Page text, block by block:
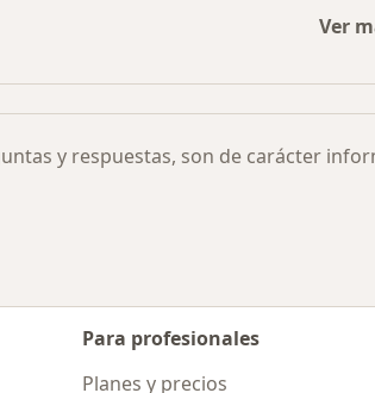
Ver
y respuestas, son de carácter
Para profesionales
Planes y precios